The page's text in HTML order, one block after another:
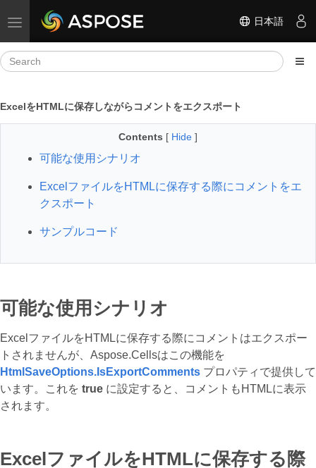
Toggle navigation 日本語
ExcelをHTMLに保存しながらコメントをエクスポート
Contents [ Hide ]
可能な使用シナリオ
ExcelファイルをHTMLに保存する際にコメントをエ
クスポート
サンプルコード
可能な使用シナリオ
ExcelファイルをHTMLに保存する際にコメントはエクスポー
トされませんが、Aspose.Cellsはこの機能を
HtmlSaveOptions.IsExportComments プロパティで提供して
います。これを true に設定すると、コメントもHTMLに表示
されます。
ExcelファイルをHTMLに保存する際